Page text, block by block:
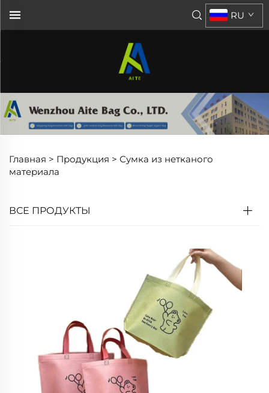
RU
Главная > Продукция > Сумка из нетканого
материала
ВСЕ ПРОДУКТЫ